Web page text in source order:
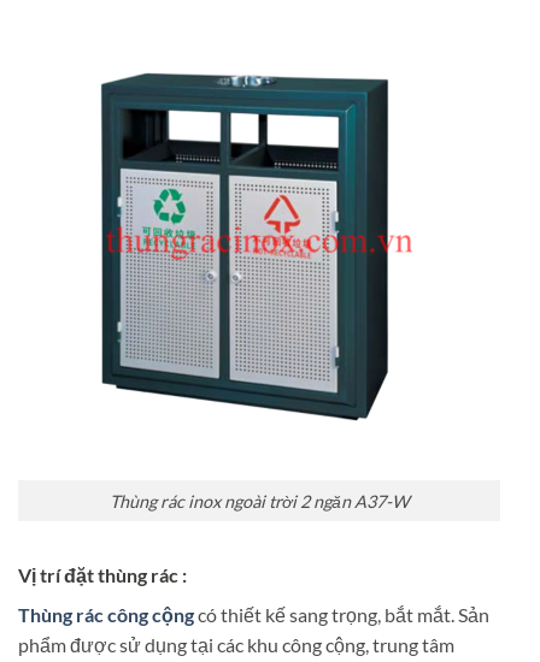
Thùng rác inox ngoài trời 2 ngăn A37-W
Vị trí đặt thùng rác :
Thùng rác công cộngcó thiết kế sang trọng, bắt mắt. Sản
phẩm được sử dụng tại các khu công cộng, trung tâm